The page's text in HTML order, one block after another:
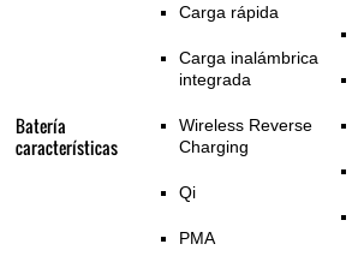
Batería
características
Carga rápida
Carga inalámbrica
integrada
Wireless Reverse
Charging
Qi
PMA